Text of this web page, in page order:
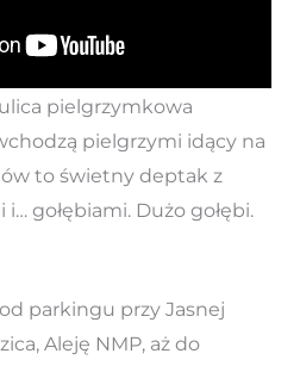
pielgrzymkowa
pielgrzymi idący na
to świetny deptak z
gołębiami. Dużo gołębi.
parkingu przy Jasnej
Aleję NMP, aż do